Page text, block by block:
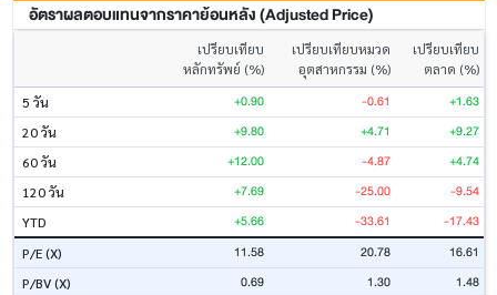
อัตราผลตอบแทนจากราคาย้อนหลัง (Adjusted Price)
เปรียบเทียบ
หลักทรัพย์ (%)
เปรียบเทียบหมวด
อุตสาหกรรม (%)
เปรียบเทียบ
ตลาด (%)
5 วัน
+0.90 -0.61 +1.63
20 วัน +9.80 +4.71 +9.27
60 วัน +12.00 -4.87 +4.74
120 วัน +7.69 -25.00 -9.54
YTD +5.66 -33.61 -17.43
P/E (X) 11.58 20.78 16.61
P/BV (X) 0.69 1.30 1.48